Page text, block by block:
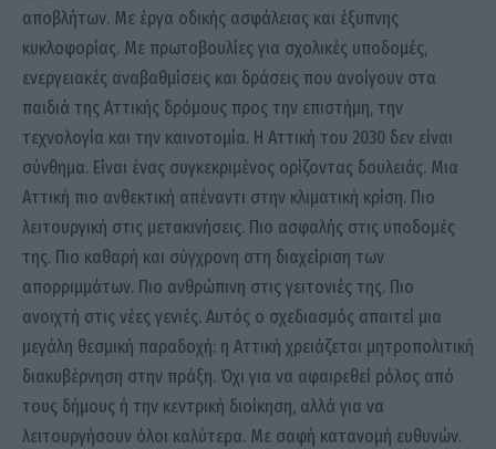
αποβλήτων. Με έργα οδικής ασφάλειας και έξυπνης
κυκλοφορίας. Με πρωτοβουλίες για σχολικές υποδομές,
ενεργειακές αναβαθμίσεις και δράσεις που ανοίγουν στα
παιδιά της Αττικής δρόμους προς την επιστήμη, την
τεχνολογία και την καινοτομία. Η Αττική του 2030 δεν είναι
σύνθημα. Είναι ένας συγκεκριμένος ορίζοντας δουλειάς. Μια
Αττική πιο ανθεκτική απέναντι στην κλιματική κρίση. Πιο
λειτουργική στις μετακινήσεις. Πιο ασφαλής στις υποδομές
της. Πιο καθαρή και σύγχρονη στη διαχείριση των
απορριμμάτων. Πιο ανθρώπινη στις γειτονιές της. Πιο
ανοιχτή στις νέες γενιές. Αυτός ο σχεδιασμός απαιτεί μια
μεγάλη θεσμική παραδοχή: η Αττική χρειάζεται μητροπολιτική
διακυβέρνηση στην πράξη. Όχι για να αφαιρεθεί ρόλος από
τους δήμους ή την κεντρική διοίκηση, αλλά για να
λειτουργήσουν όλοι καλύτερα. Με σαφή κατανομή ευθυνών.